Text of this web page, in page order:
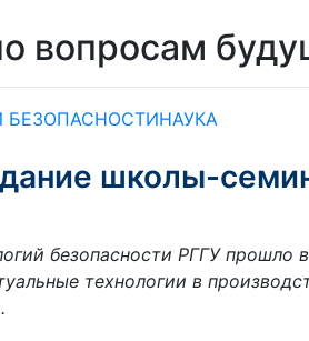
вопросам
БЕЗОПАСНОСТИНАУКА
школы-
безопасности РГГУ прошло
технологии в